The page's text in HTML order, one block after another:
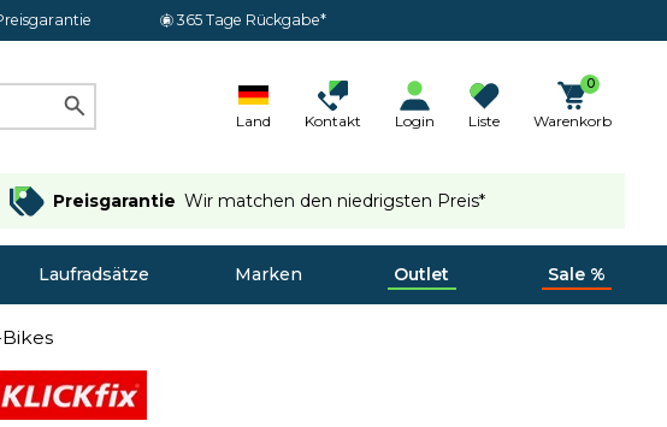
365 Tage Rückgabe*
Land Kontakt Login Liste
0
Warenkorb
Preisgarantie Wir matchen den niedrigsten Preis*
Laufradsätze Marken Outlet Sale %